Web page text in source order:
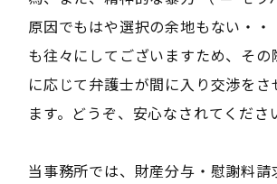
原因でもはや選択の余地もない・・
も往々にしてございますため、その
に応じて弁護士が間に入り交渉をさ
ます。どうぞ、安心なされてくださ
当事務所では、財産分与・慰謝料請